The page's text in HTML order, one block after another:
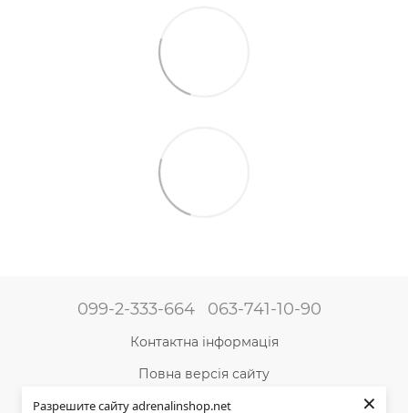
Разрешите сайту adrenalinshop.net ×
099-2-333-664 063-741-10-90
Контактна інформація
Повна версія сайту
Мапа сайту